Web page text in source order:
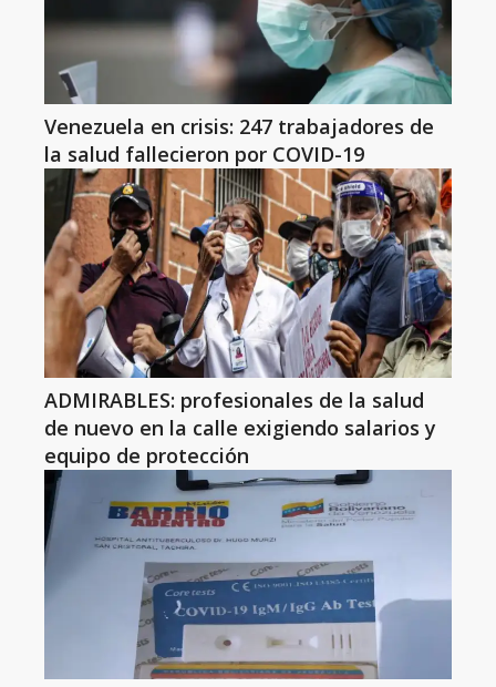
Venezuela en crisis: 247 trabajadores de
la salud fallecieron por COVID-19
ADMIRABLES: profesionales de la salud
de nuevo en la calle exigiendo salarios y
equipo de protección